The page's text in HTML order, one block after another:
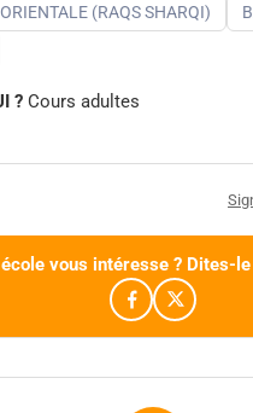
(RAQS SHARQI)
? Cours adultes
vous intéresse ? Dites-